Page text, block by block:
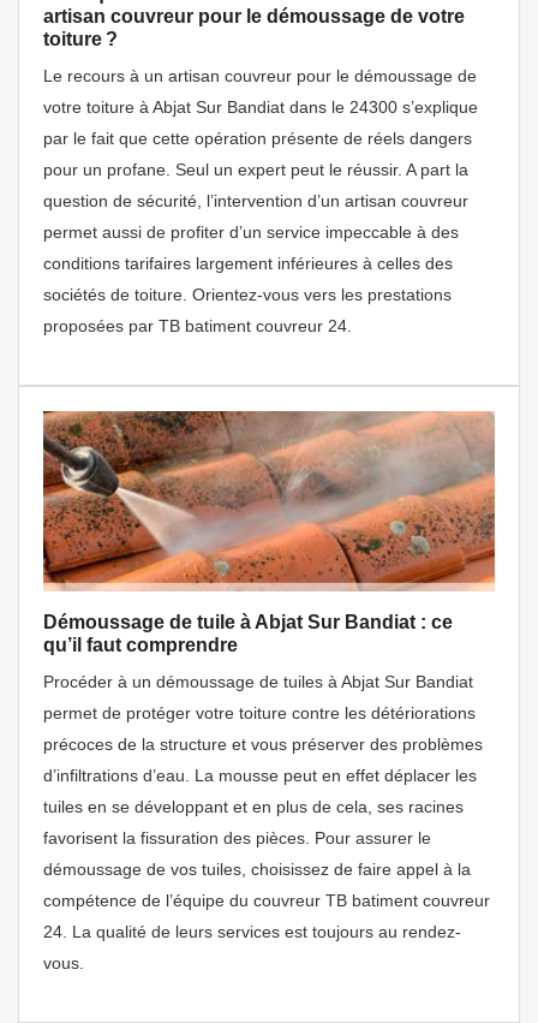
artisan couvreur pour le démoussage de votre
toiture ?
Le recours à un artisan couvreur pour le démoussage de
votre toiture à Abjat Sur Bandiat dans le 24300 s’explique
par le fait que cette opération présente de réels dangers
pour un profane. Seul un expert peut le réussir. A part la
question de sécurité, l’intervention d’un artisan couvreur
permet aussi de profiter d’un service impeccable à des
conditions tarifaires largement inférieures à celles des
sociétés de toiture. Orientez-vous vers les prestations
proposées par TB batiment couvreur 24.
Démoussage de tuile à Abjat Sur Bandiat : ce
qu’il faut comprendre
Procéder à un démoussage de tuiles à Abjat Sur Bandiat
permet de protéger votre toiture contre les détériorations
précoces de la structure et vous préserver des problèmes
d’infiltrations d’eau. La mousse peut en effet déplacer les
tuiles en se développant et en plus de cela, ses racines
favorisent la fissuration des pièces. Pour assurer le
démoussage de vos tuiles, choisissez de faire appel à la
compétence de l’équipe du couvreur TB batiment couvreur
24. La qualité de leurs services est toujours au rendez-
vous.